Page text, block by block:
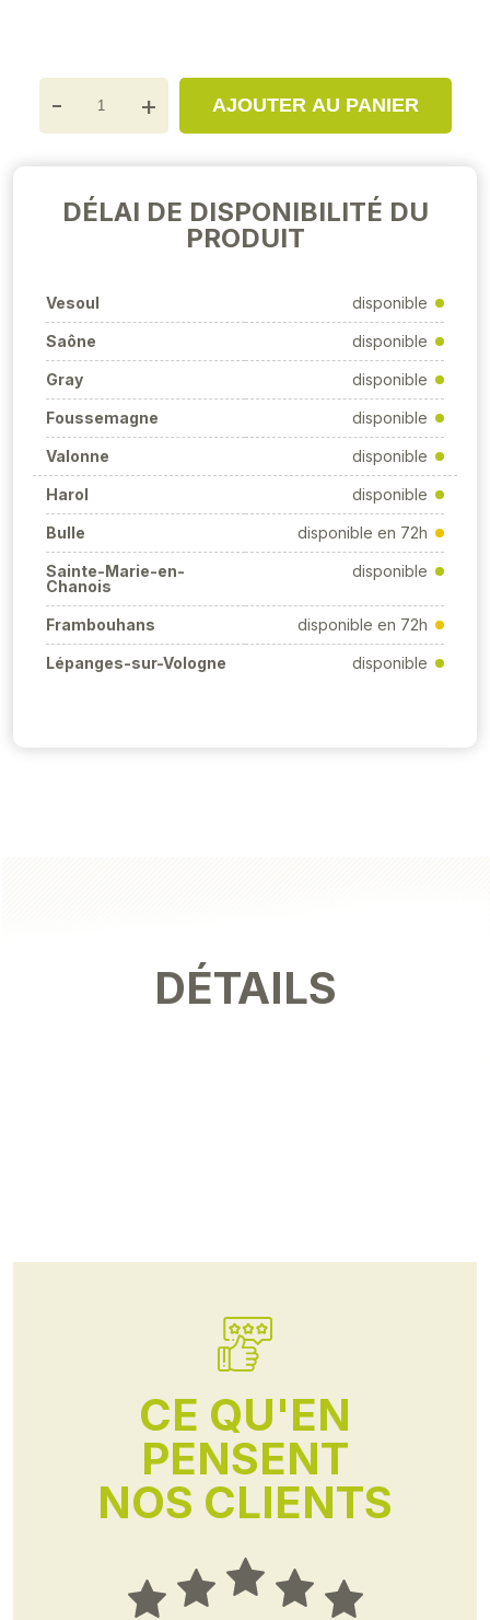
- + AJOUTER AU PANIER
DÉLAI DE DISPONIBILITÉ DU
PRODUIT
Vesoul disponible
Saône disponible
Gray disponible
Foussemagne disponible
Valonne disponible
Harol disponible
Bulle disponible en 72h
Sainte-Marie-en-
Chanois
disponible
Frambouhans disponible en 72h
Lépanges-sur-Vologne disponible
DÉTAILS
CE QU'EN
PENSENT
NOS CLIENTS